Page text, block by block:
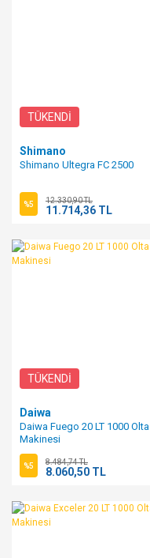
TÜKENDİ
Shimano
Shimano Ultegra FC 2500
%5 12.330,90 TL
11.714,36 TL
TÜKENDİ
Daiwa
Daiwa Fuego 20 LT 1000 Olta
Makinesi
%5 8.484,74 TL
8.060,50 TL